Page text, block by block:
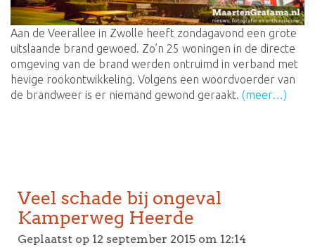
Aan de Veerallee in Zwolle heeft zondagavond een grote
uitslaande brand gewoed. Zo’n 25 woningen in de directe
omgeving van de brand werden ontruimd in verband met
hevige rookontwikkeling. Volgens een woordvoerder van
de brandweer is er niemand gewond geraakt. (meer…)
Veel schade bij ongeval
Kamperweg Heerde
Geplaatst op 12 september 2015 om 12:14